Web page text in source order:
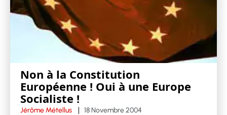
Non à la Constitution
Européenne ! Oui à une Europe
Socialiste !
Jérôme Métellus 18 Novembre 2004